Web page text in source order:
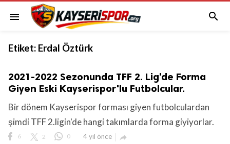
menu 
Etiket: Erdal Öztürk
2021-2022 Sezonunda TFF 2. Lig'de Forma
Giyen Eski Kayserispor'lu Futbolcular.
Bir dönem Kayserispor forması giyen futbolculardan
şimdi TFF 2.ligin'de hangi takımlarda forma giyiyorlar.
6 2 0 4 yıl önce 